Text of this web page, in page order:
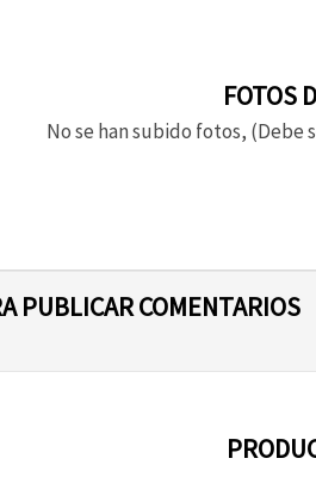
FOTOS
No se han subido fotos, (Debe
PUBLICAR COMENTARIOS